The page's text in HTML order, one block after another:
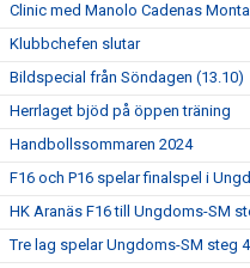
Clinic med Manolo Cadenas
Klubbchefen slutar
Bildspecial från Söndagen (13.10)
Herrlaget bjöd på öppen träning
Handbollssommaren 2024
F16 och P16 spelar finalspel i
HK Aranäs F16 till Ungdoms-SM
Tre lag spelar Ungdoms-SM steg